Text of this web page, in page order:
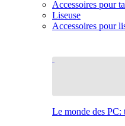
Accessoires pour
Liseuse
Accessoires pour
Le monde des PC: